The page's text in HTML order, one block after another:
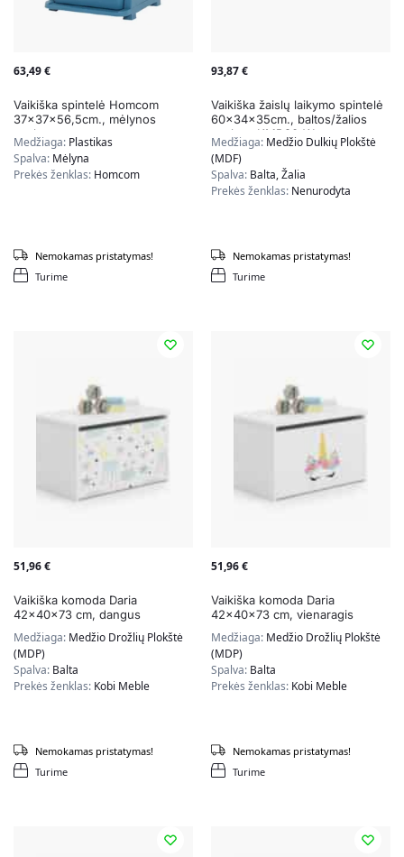
63,49€
Vaikiška spintelė Homcom
37x37x56,5cm., mėlynos
spalvos
Medžiaga: Plastikas
Spalva: Mėlyna
Prekės ženklas: Homcom
Turime
Nemokamas pristatymas!
93,87€
Vaikiška žaislų laikymo spintelė
60x34x35cm., baltos/žalios
spalvos KMB80-W
Medžiaga: Medžio Dulkių Plokštė
(MDF)
Spalva: Balta, Žalia
Prekės ženklas: Nenurodyta
Turime
Nemokamas pristatymas!
51,96€
Vaikiška komoda Daria
42x40x73 cm, dangus
Medžiaga: Medžio Drožlių Plokštė
(MDP)
Spalva: Balta
Prekės ženklas: Kobi Meble
Turime
Nemokamas pristatymas!
51,96€
Vaikiška komoda Daria
42x40x73 cm, vienaragis
Medžiaga: Medžio Drožlių Plokštė
(MDP)
Spalva: Balta
Prekės ženklas: Kobi Meble
Turime
Nemokamas pristatymas!